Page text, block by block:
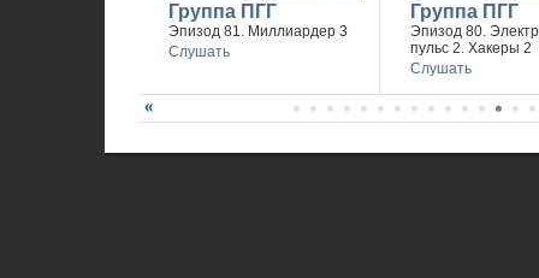
Группа ПГГ
Эпизод 81. Миллиардер 3
Слушать
Группа ПГГ
Эпизод 80.
пульс 2. Хакеры 2
Слушать